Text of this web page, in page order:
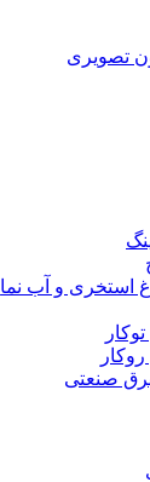
تصویری
استخری و آب نما
صنعتی